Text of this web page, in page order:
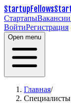
StartupFellows
СтартапыВакансии
ВойтиРегистрация
Open menu
Главная/
Специалисты